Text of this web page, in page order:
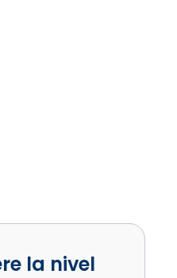
la nivel